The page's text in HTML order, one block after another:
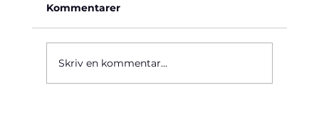
Kommentarer
Skriv en kommentar...